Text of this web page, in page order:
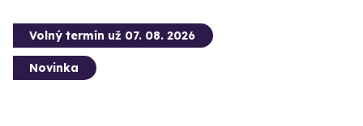
Volný termín už 07. 08. 2026
Novinka